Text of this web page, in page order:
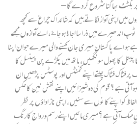
پر بگٹٹ بھاگنا شروع کر دے گا –
میں اپنی آواز لگاتے ہیں کہ شائد اک چراغ سے کچھ
اندھیرے میں ذرا سا اجالا ہو جاۓ ، اے آوازوں مجھے
ہو اے پاکستان میری جان کہنے والی میرے جوان اپنا
پیتل کا پھول سونگھیں ، ہاتھ میں پکڑے پن پینسل کا
فٹاک فٹاک چلتے اپنے کمنٹس اور پوسٹس پڑھیں ان
آتی ہے ؟ قوم کی دوشیزائیں اپنے نقش نین کا عکس
کو اپنے کانوں سے سنیں ، اپنی ناز اداؤں پر نظر
آتی ہے ؟ میری مائیں اپنے رسم و رواج کا رنگ